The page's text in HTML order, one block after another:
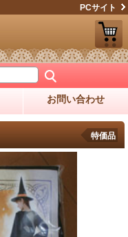
PCサイト
お問い合わせ
特価品